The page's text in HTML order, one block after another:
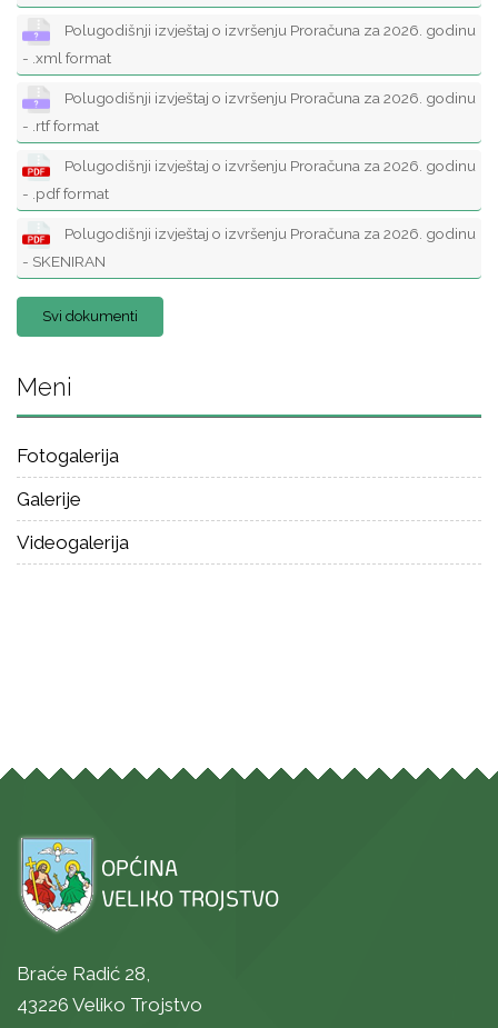
Polugodišnji izvještaj o izvršenju Proračuna za 2026. godinu
- .xml format
Polugodišnji izvještaj o izvršenju Proračuna za 2026. godinu
- .rtf format
Polugodišnji izvještaj o izvršenju Proračuna za 2026. godinu
- .pdf format
Polugodišnji izvještaj o izvršenju Proračuna za 2026. godinu
- SKENIRAN
Svi dokumenti
Meni
Fotogalerija
Galerije
Videogalerija
Braće Radić 28,
43226 Veliko Trojstvo